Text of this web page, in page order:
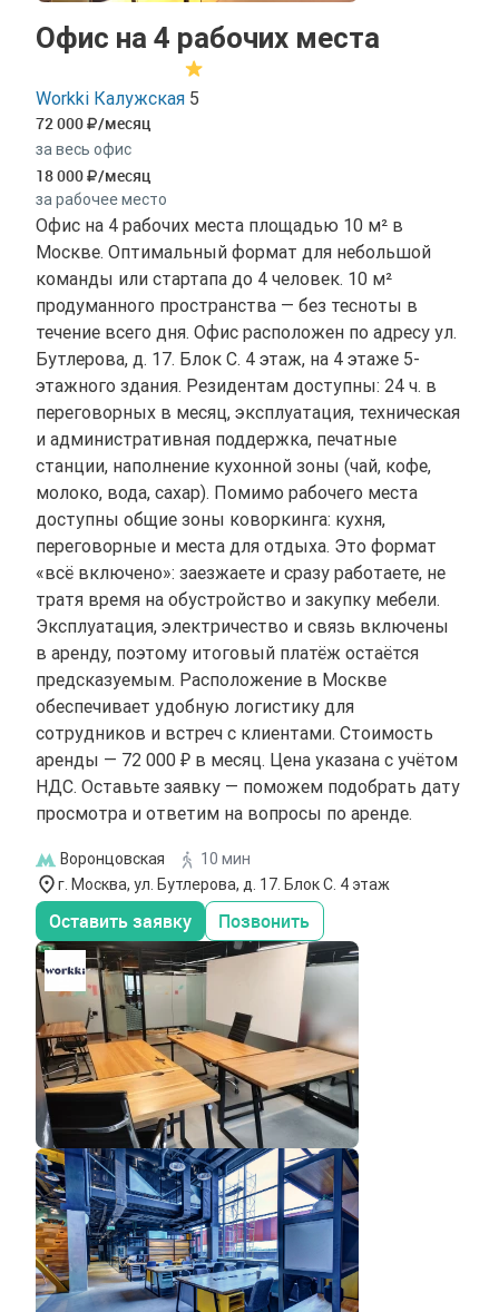
Офис на 4 рабочих места
Workki Калужская 5
72 000 /месяц
за весь офис
18 000 /месяц
за рабочее место
Офис на 4 рабочих места площадью 10 м² в
Москве. Оптимальный формат для небольшой
команды или стартапа до 4 человек. 10 м²
продуманного пространства — без тесноты в
течение всего дня. Офис расположен по адресу ул.
Бутлерова, д. 17. Блок С. 4 этаж, на 4 этаже 5-
этажного здания. Резидентам доступны: 24 ч. в
переговорных в месяц, эксплуатация, техническая
и административная поддержка, печатные
станции, наполнение кухонной зоны (чай, кофе,
молоко, вода, сахар). Помимо рабочего места
доступны общие зоны коворкинга: кухня,
переговорные и места для отдыха. Это формат
«всё включено»: заезжаете и сразу работаете, не
тратя время на обустройство и закупку мебели.
Эксплуатация, электричество и связь включены
в аренду, поэтому итоговый платёж остаётся
предсказуемым. Расположение в Москве
обеспечивает удобную логистику для
сотрудников и встреч с клиентами. Стоимость
аренды — 72 000 ₽ в месяц. Цена указана с учётом
НДС. Оставьте заявку — поможем подобрать дату
просмотра и ответим на вопросы по аренде.
Воронцовская
10 мин
г. Москва, ул. Бутлерова, д. 17. Блок С. 4 этаж
Оставить заявку Позвонить